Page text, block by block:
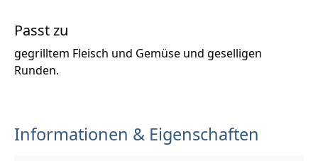
Passt zu
gegrilltem Fleisch und Gemüse und geselligen
Runden.
Informationen & Eigenschaften